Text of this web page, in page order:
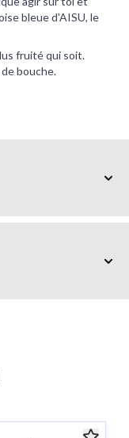
bleue d'AISU, le
fruité qui soit.
bouche.